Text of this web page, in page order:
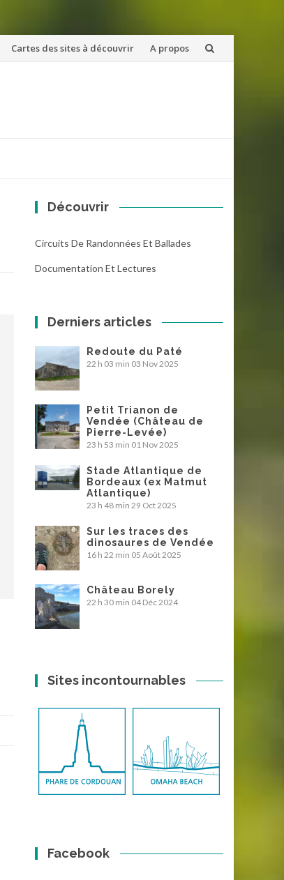
Cartes des sites à découvrir A propos
Découvrir
Circuits De Randonnées Et Ballades
Documentation Et Lectures
Derniers articles
Redoute du Paté
22 h 03 min 03 Nov 2025
Petit Trianon de
Vendée (Château de
Pierre-Levée)
23 h 53 min 01 Nov 2025
Stade Atlantique de
Bordeaux (ex Matmut
Atlantique)
23 h 48 min 29 Oct 2025
Sur les traces des
dinosaures de Vendée
16 h 22 min 05 Août 2025
Château Borely
22 h 30 min 04 Déc 2024
Sites incontournables
Facebook